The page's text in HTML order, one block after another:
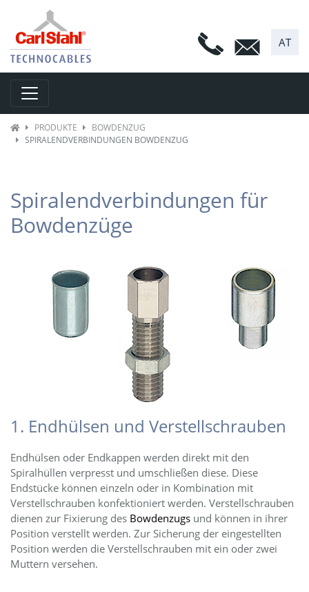
AT
Toggle navigation
PRODUKTE
BOWDENZUG
SPIRALENDVERBINDUNGEN BOWDENZUG
Spiralendverbindungen für
Bowdenzüge
1. Endhülsen und Verstellschrauben
Endhülsen oder Endkappen werden direkt mit den
Spiralhüllen verpresst und umschließen diese. Diese
Endstücke können einzeln oder in Kombination mit
Verstellschrauben konfektioniert werden. Verstellschrauben
dienen zur Fixierung des Bowdenzugs und können in ihrer
Position verstellt werden. Zur Sicherung der eingestellten
Position werden die Verstellschrauben mit ein oder zwei
Muttern versehen.